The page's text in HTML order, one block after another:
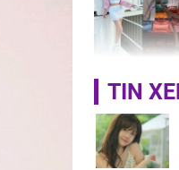
HH Mai
Mua đồ hiệu
tặng em gái
120 tỷ trong
TIN